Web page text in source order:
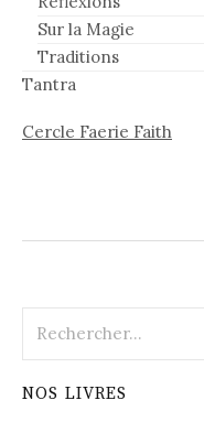
Sur la Magie
Traditions
Tantra
Cercle Faerie Faith
NOS LIVRES